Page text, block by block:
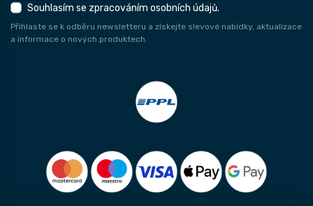
Souhlasím se zpracováním osobních údajů.
Přihlaste se k odběru newsletteru a získejte slevové nabídky, aktualizace
a informace o nových produktech.